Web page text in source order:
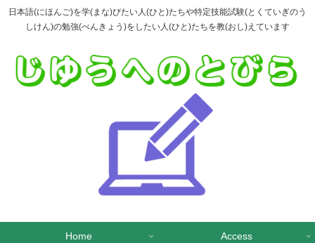
日本語(にほんご)を学(まな)びたい人(ひと)たちや特定技能試験(とくていぎのう
しけん)の勉強(べんきょう)をしたい人(ひと)たちを教(おし)えています
Home Access